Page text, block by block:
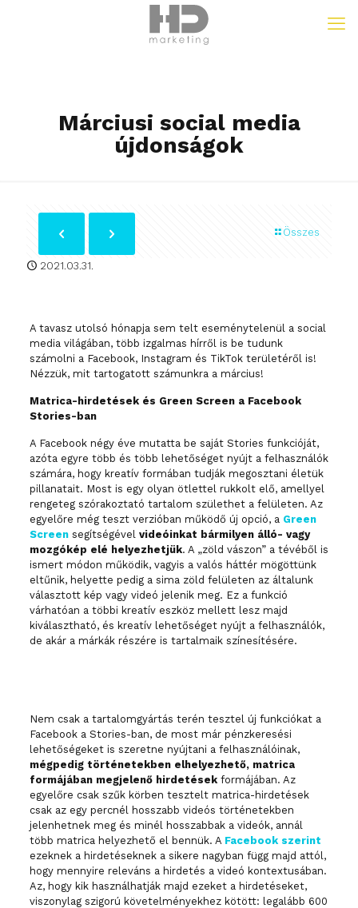
Márciusi social media
újdonságok
Összes
2021.03.31.
A tavasz utolsó hónapja sem telt eseménytelenül a social
media világában, több izgalmas hírről is be tudunk
számolni a Facebook, Instagram és TikTok területéről is!
Nézzük, mit tartogatott számunkra a március!
Matrica-hirdetések és Green Screen a Facebook
Stories-ban
A Facebook négy éve mutatta be saját Stories funkcióját,
azóta egyre több és több lehetőséget nyújt a felhasználók
számára, hogy kreatív formában tudják megosztani életük
pillanatait. Most is egy olyan ötlettel rukkolt elő, amellyel
rengeteg szórakoztató tartalom születhet a felületen. Az
egyelőre még teszt verzióban működő új opció, a Green
Screensegítségével videóinkat bármilyen álló- vagy
mozgókép elé helyezhetjük. A „zöld vászon” a tévéből is
ismert módon működik, vagyis a valós háttér mögöttünk
eltűnik, helyette pedig a sima zöld felületen az általunk
választott kép vagy videó jelenik meg. Ez a funkció
várhatóan a többi kreatív eszköz mellett lesz majd
kiválasztható, és kreatív lehetőséget nyújt a felhasználók,
de akár a márkák részére is tartalmaik színesítésére.
Nem csak a tartalomgyártás terén tesztel új funkciókat a
Facebook a Stories-ban, de most már pénzkeresési
lehetőségeket is szeretne nyújtani a felhasználóinak,
mégpedig történetekben elhelyezhető, matrica
formájában megjelenő hirdetésekformájában. Az
egyelőre csak szűk körben tesztelt matrica-hirdetések
csak az egy percnél hosszabb videós történetekben
jelenhetnek meg és minél hosszabbak a videók, annál
több matrica helyezhető el bennük. A Facebook szerint
ezeknek a hirdetéseknek a sikere nagyban függ majd attól,
hogy mennyire releváns a hirdetés a videó kontextusában.
Az, hogy kik használhatják majd ezeket a hirdetéseket,
viszonylag szigorú követelményekhez kötött: legalább 600